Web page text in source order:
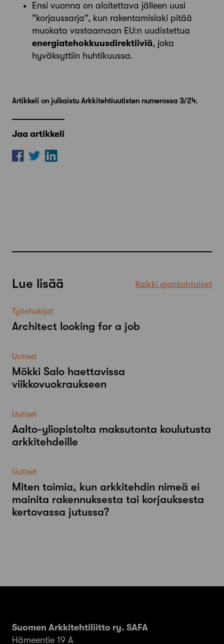
Ensi vuonna on aloitettava jälleen uusi
”korjaussarja”, kun rakentamislaki pitää
muokata vastaamaan EU:n uudistettua
energiatehokkuusdirektiiviä, joka
hyväksyttiin huhtikuussa.
Artikkeli on julkaistu Arkkitehtiuutisten numerossa 3/24.
Jaa artikkeli
Lue lisää Kaikki ajankohtaiset
Työnhakijat
Architect looking for a job
Uutiset
Mökki Salo haettavissa
viikkovuokraukseen
Uutiset
Aalto-​yliopistolta maksutonta koulutusta
arkkitehdeille
Uutiset
Miten toimia, kun arkkitehdin nimeä ei
mainita rakennuksesta tai korjauksesta
kertovassa jutussa?
Suomen Arkkitehtiliitto ry. SAFA
Hämeentie 19 A